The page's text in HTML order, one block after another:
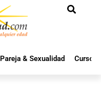
Pareja & Sexualidad Cursos